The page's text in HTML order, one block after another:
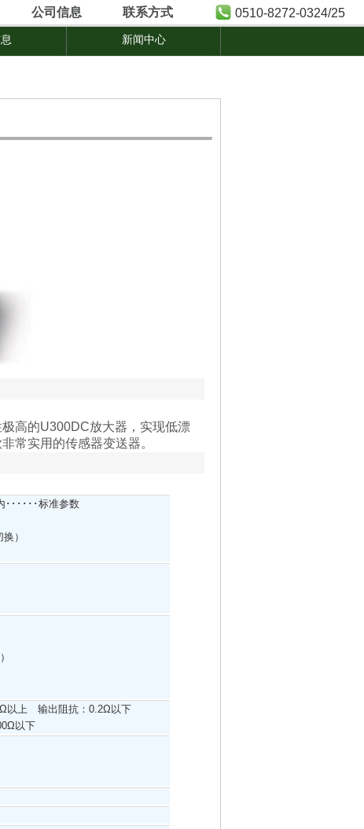
公司信息 联系方式 0510-8272-0324/25
新闻中心
高的U300DC放大器，实现低漂
常实用的传感器变送器。
･･････标准参数
）
以上 输出阻抗：0.2Ω以下
以下